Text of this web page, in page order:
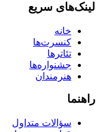
لینک‌های سریع
خانه
کنسرت‌ها
تئاترها
جشنواره‌ها
هنرمندان
راهنما
سؤالات متداول